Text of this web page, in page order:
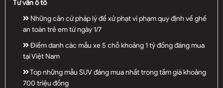
Tư vấn ô tô
Những căn cứ pháp lý để xử phạt vi phạm quy định về ghế
an toàn trẻ em từ ngày 1/7
Điểm danh các mẫu xe 5 chỗ khoảng 1 tỷ đồng đáng mua
tại Việt Nam
Top những mẫu SUV đáng mua nhất trong tầm giá khoảng
700 triệu đồng